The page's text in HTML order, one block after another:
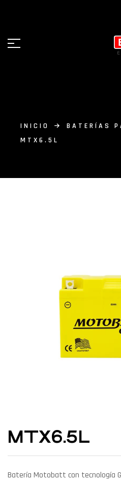
INICIO
BATERÍAS
MTX6.5L
MTX6.5L
Batería Motobatt con tecnología